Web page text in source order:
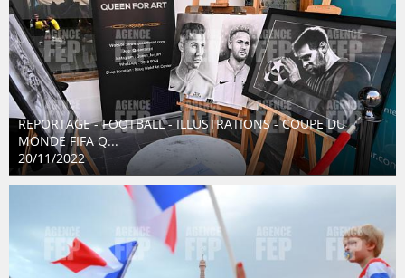
REPORTAGE - FOOTBALL - ILLUSTRATIONS - COUPE DU
MONDE FIFA Q...
20/11/2022